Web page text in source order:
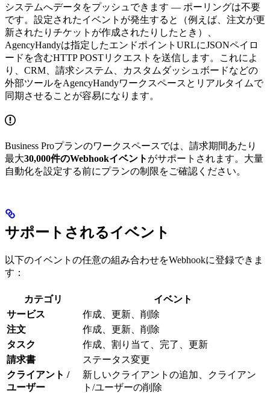
システムへデータをプッシュできます — ポーリングは不要
です。設定されたイベントが発生すると（例えば、注文が更
新されたりチケットが作成されたりしたとき）、
AgencyHandyは指定したエンドポイントURLにJSONペイロ
ードを含むHTTP POSTリクエストを送信します。これによ
り、CRM、請求システム、カスタムダッシュボードなどの
外部ツールをAgencyHandyワークスペースとリアルタイムで
同期させることが容易になります。
Business Proプランのワークスペースでは、請求期間あたり
最大30,000件のWebhookイベント がサポートされます。大量
自動化を設定する前にプランの制限をご確認ください。
サポートされるイベント
以下のイベントの任意の組み合わせをWebhookに登録できま
す：
カテゴリ
イベント
サービス
作成、更新、削除
注文
作成、更新、削除
タスク
作成、割り当て、完了、更新
請求書
ステータス変更
クライアント /
ユーザー
新しいクライアントの追加、クライアン
ト/ユーザーの削除